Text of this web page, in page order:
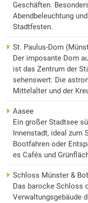
Geschäften.
Abendbeleuchtung
Stadtfesten.
St. Paulus-Dom
Der imposante Dom
ist das Zentrum der
sehenswert: Die
Mittelalter und der
Aasee
Ein großer Stadtsee
Innenstadt, ideal zum
Bootfahren oder
es Cafés und
Schloss Münster &
Das barocke Schloss
Verwaltungsgebäude